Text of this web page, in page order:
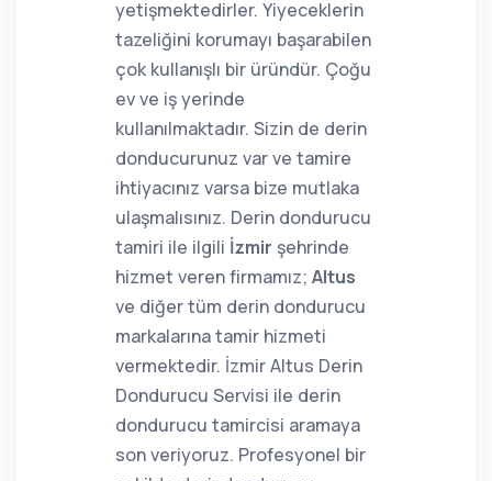
yetişmektedirler. Yiyeceklerin
tazeliğini korumayı başarabilen
çok kullanışlı bir üründür. Çoğu
ev ve iş yerinde
kullanılmaktadır. Sizin de derin
donducurunuz var ve tamire
ihtiyacınız varsa bize mutlaka
ulaşmalısınız. Derin dondurucu
tamiri ile ilgili İzmir şehrinde
hizmet veren firmamız; Altus
ve diğer tüm derin dondurucu
markalarına tamir hizmeti
vermektedir. İzmir Altus Derin
Dondurucu Servisi ile derin
dondurucu tamircisi aramaya
son veriyoruz. Profesyonel bir